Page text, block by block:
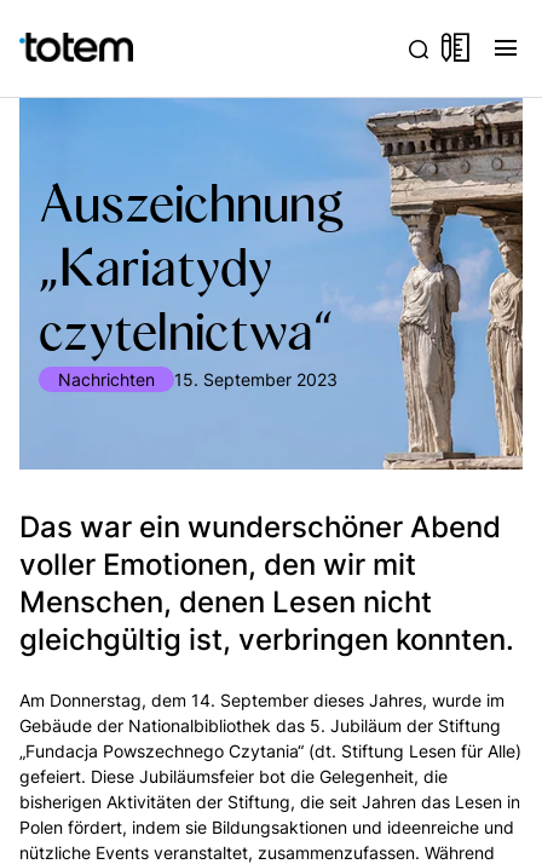
menu
Auszeichnung
„Kariatydy
czytelnictwa“
Nachrichten 15. September 2023
Das war ein wunderschöner Abend
voller Emotionen, den wir mit
Menschen, denen Lesen nicht
gleichgültig ist, verbringen konnten.
Am Donnerstag, dem 14. September dieses Jahres, wurde im
Gebäude der Nationalbibliothek das 5. Jubiläum der Stiftung
„Fundacja Powszechnego Czytania“ (dt. Stiftung Lesen für Alle)
gefeiert. Diese Jubiläumsfeier bot die Gelegenheit, die
bisherigen Aktivitäten der Stiftung, die seit Jahren das Lesen in
Polen fördert, indem sie Bildungsaktionen und ideenreiche und
nützliche Events veranstaltet, zusammenzufassen. Während